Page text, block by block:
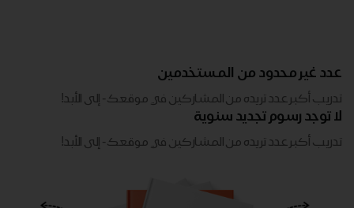
عدد غير محدود من المستخدمين
تدريب أكبر عدد تريده من المشاركين في موقعك - ​​إلى الأبد!
لا توجد رسوم تجديد سنوية
تدريب أكبر عدد تريده من المشاركين في موقعك - ​​إلى الأبد!